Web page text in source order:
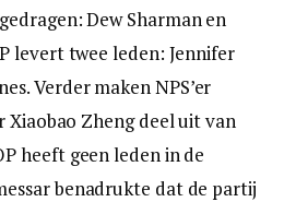
Dew Sharman en
levert twee leden: Jennifer
Verder maken NPS’er
Xiaobao Zheng deel uit van
heeft geen leden in de
benadrukte dat de partij